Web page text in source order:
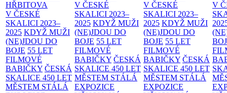
HŘBITOVA
V ČESKÉ
SKALICI 2023–
2025 KDYŽ MUŽI
(NE)JDOU DO
BOJE 55 LET
FILMOVÉ
BABIČKY ČESKÁ
SKALICE 450 LET
MĚSTEM STÁLÁ
V ČESKÉ
SKALICI 2023–
2025 KDYŽ MUŽI
(NE)JDOU DO
BOJE 55 LET
FILMOVÉ
BABIČKY ČESKÁ
SKALICE 450 LET
MĚSTEM STÁLÁ
EXPOZICE
V ČESKÉ
SKALICI 2023–
2025 KDYŽ MUŽI
(NE)JDOU DO
BOJE 55 LET
FILMOVÉ
BABIČKY ČESKÁ
SKALICE 450 LET
MĚSTEM STÁLÁ
EXPOZICE
V